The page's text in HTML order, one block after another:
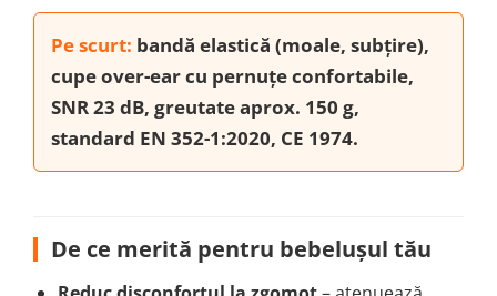
Pe scurt: bandă elastică (moale, subțire),
cupe over-ear cu pernuțe confortabile,
SNR 23 dB, greutate aprox. 150 g,
standard EN 352-1:2020, CE 1974.
De ce merită pentru bebelușul tău